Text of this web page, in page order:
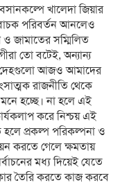
খালেদা জিয়ার
পরিবর্তন আনলেও
জামাতের সম্মিলিত
তো বটেই, অন্যান্য
দেহগুলো আজও আমাদের
রাজনীতি থেকে
হচ্ছে। না হলে এই
করে নিশ্চয় এই
প্রকল্প পরিকল্পনা ও
করতে গেলে ক্ষমতায়
মধ্য দিয়েই যেতে
তৈরি করতে কাজ করবে